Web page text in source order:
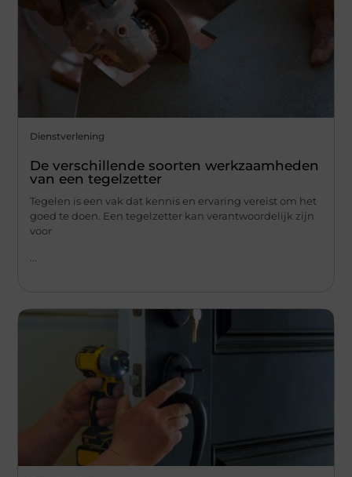
Dienstverlening
De verschillende soorten werkzaamheden
van een tegelzetter
Tegelen is een vak dat kennis en ervaring vereist om het
goed te doen. Een tegelzetter kan verantwoordelijk zijn
voor